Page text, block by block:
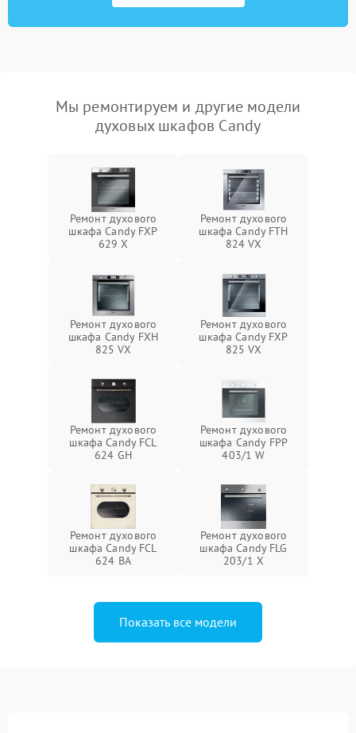
Мы ремонтируем и другие модели
духовых шкафов Candy
Ремонт духового
шкафа Candy FXP
629 X
Ремонт духового
шкафа Candy FTH
824 VX
Ремонт духового
шкафа Candy FXH
825 VX
Ремонт духового
шкафа Candy FXP
825 VX
Ремонт духового
шкафа Candy FCL
624 GH
Ремонт духового
шкафа Candy FPP
403/1 W
Ремонт духового
шкафа Candy FCL
624 BA
Ремонт духового
шкафа Candy FLG
203/1 X
Показать все модели